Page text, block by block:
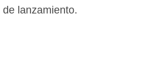
lanzamiento.